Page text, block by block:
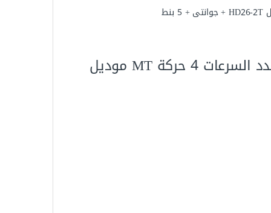
شاكوش تكسير عدل 850 وات مقاس 26 مم متعدد السرعات 4 حركة MT موديل